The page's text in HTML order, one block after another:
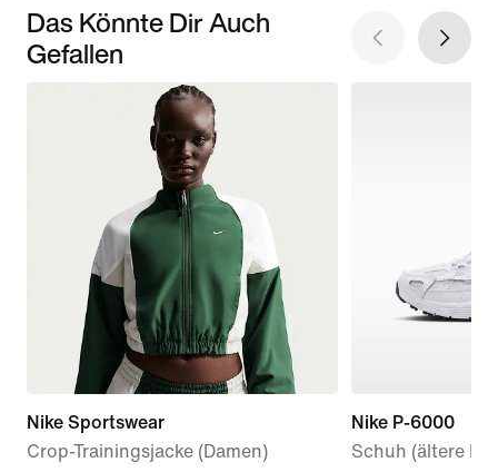
Das Könnte Dir Auch
Gefallen
Nike Sportswear
Crop-Trainingsjacke (Damen)
Nike P-6000
Schuh (ältere